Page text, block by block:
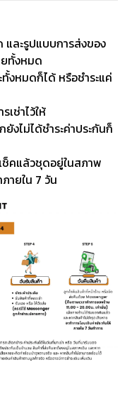
และรูปแบบการส่งของ
ยทั้งหมด
ทั้งหมดก็ได้ หรือชำระแค่
เช่าไว้ให้
งไม่ได้ชำระค่าประกันก็
ช็คแล้วชุดอยู่ในสภาพ
ายใน 7 วัน